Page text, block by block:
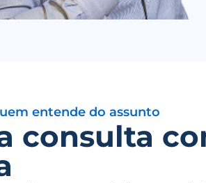
entende do assunto
consulta